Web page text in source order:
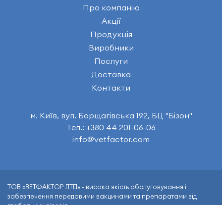
Про компанію
Акції
Продукція
Виробники
Послуги
Доставка
Контакти
м. Київ, вул. Борщагівська 192, БЦ "Бізон"
Тел.: +380 44 201-06-06
info@vetfactor.com
ТОВ «ВЕТФАКТОР ЛТД» - висока якість обслуговування і
забезпечення передовими вакцинами та препаратами від